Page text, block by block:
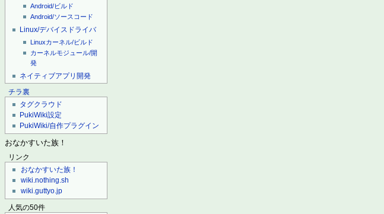
Android/ビルド
Android/ソースコード
Linux/デバイスドライバ
Linuxカーネル/ビルド
カーネルモジュール/開
発
ネイティブアプリ開発
チラ裏
タグクラウド
PukiWiki設定
PukiWiki/自作プラグイン
おなかすいた族！
リンク
おなかすいた族！
wiki.nothing.sh
wiki.guttyo.jp
人気の50件